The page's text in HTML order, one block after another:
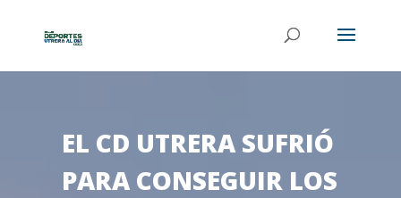
EL CD UTRERA SUFRIÓ
PARA CONSEGUIR LOS